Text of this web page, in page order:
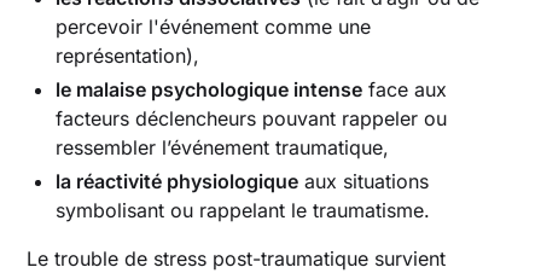
percevoir l'événement comme une
représentation),
le malaise psychologique intense face aux
facteurs déclencheurs pouvant rappeler ou
ressembler l’événement traumatique,
la réactivité physiologique aux situations
symbolisant ou rappelant le traumatisme.
Le trouble de stress post-traumatique survient